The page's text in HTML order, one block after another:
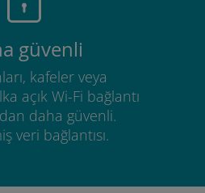
güvenli
kafeler veya
açık Wi-Fi bağlantı
daha güvenli.
veri bağlantısı.